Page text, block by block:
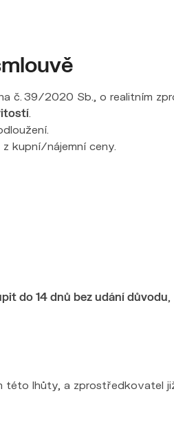
č. 39/2020 Sb., o realitním
kupní/nájemní ceny.
do 14 dnů bez udání důvodu
lhůty, a zprostředkovatel